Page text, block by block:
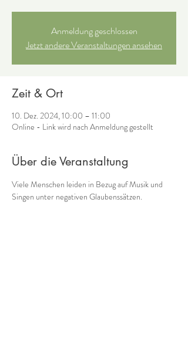
Anmeldung geschlossen
Jetzt andere Veranstaltungen ansehen
Zeit & Ort
10. Dez. 2024, 10:00 – 11:00
Online - Link wird nach Anmeldung gestellt
Über die Veranstaltung
Viele Menschen leiden in Bezug auf Musik und
Singen unter negativen Glaubenssätzen.